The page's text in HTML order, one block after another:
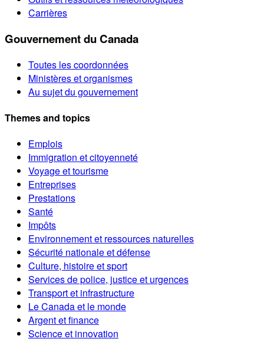
Carrières
Gouvernement du Canada
Toutes les coordonnées
Ministères et organismes
Au sujet du gouvernement
Themes and topics
Emplois
Immigration et citoyenneté
Voyage et tourisme
Entreprises
Prestations
Santé
Impôts
Environnement et ressources naturelles
Sécurité nationale et défense
Culture, histoire et sport
Services de police, justice et urgences
Transport et infrastructure
Le Canada et le monde
Argent et finance
Science et innovation